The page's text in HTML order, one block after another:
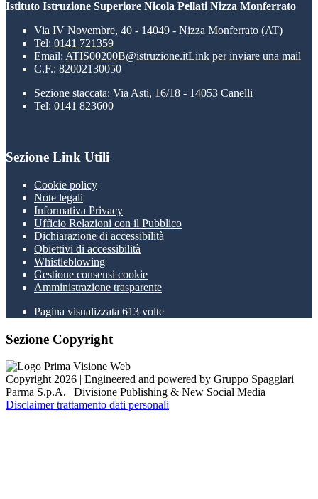
Istituto Istruzione Superiore Nicola Pellati Nizza Monferrato
Via IV Novembre, 40 - 14049 - Nizza Monferrato (AT)
Tel: 0141 721359
Email: ATIS00200B@istruzione.itLink per inviare una mail
C.F.: 82002130050
Sezione staccata: Via Asti, 16/18 - 14053 Canelli
Tel: 0141 823600
Sezione Link Utili
Cookie policy
Note legali
Informativa Privacy
Ufficio Relazioni con il Pubblico
Dichiarazione di accessibilità
Obiettivi di accessibilità
Whistleblowing
Gestione consensi cookie
Amministrazione trasparente
Pagina visualizzata 613 volte
Sezione Copyright
Copyright 2026 | Engineered and powered by Gruppo Spaggiari
Parma S.p.A. | Divisione Publishing & New Social Media
Disclaimer trattamento dati personali